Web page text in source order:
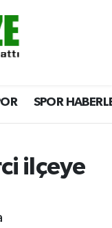
SPOR
ilçeye